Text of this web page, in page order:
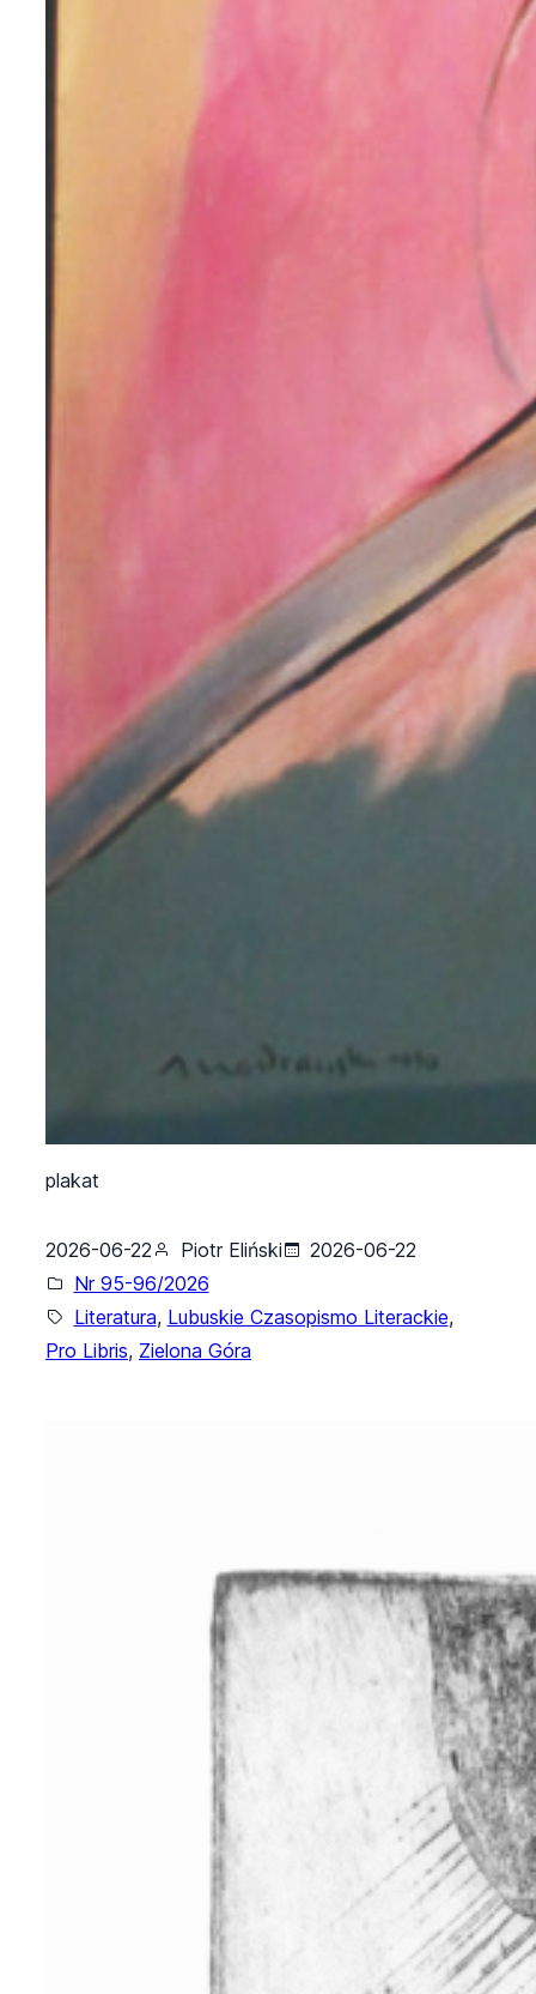
plakat
2026-06-22 Piotr Eliński
2026-06-22
Nr 95-96/2026
Literatura, Lubuskie Czasopismo Literackie,
Pro Libris, Zielona Góra